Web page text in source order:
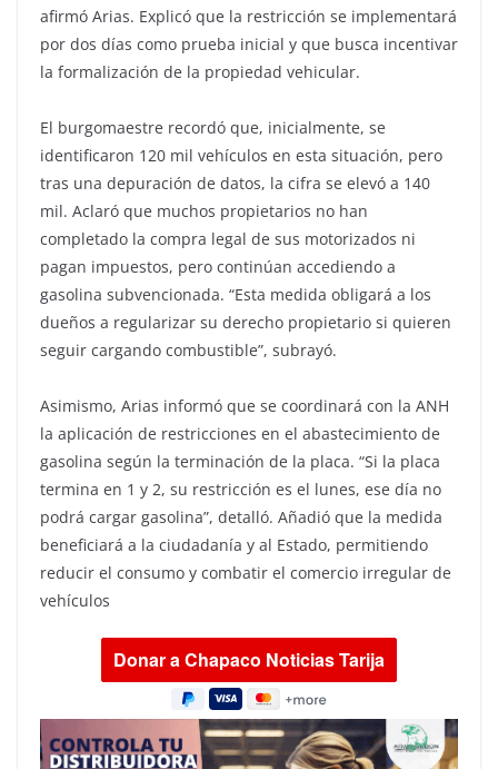
afirmó Arias. Explicó que la restricción se implementará
por dos días como prueba inicial y que busca incentivar
la formalización de la propiedad vehicular.
El burgomaestre recordó que, inicialmente, se
identificaron 120 mil vehículos en esta situación, pero
tras una depuración de datos, la cifra se elevó a 140
mil. Aclaró que muchos propietarios no han
completado la compra legal de sus motorizados ni
pagan impuestos, pero continúan accediendo a
gasolina subvencionada. “Esta medida obligará a los
dueños a regularizar su derecho propietario si quieren
seguir cargando combustible”, subrayó.
Asimismo, Arias informó que se coordinará con la ANH
la aplicación de restricciones en el abastecimiento de
gasolina según la terminación de la placa. “Si la placa
termina en 1 y 2, su restricción es el lunes, ese día no
podrá cargar gasolina”, detalló. Añadió que la medida
beneficiará a la ciudadanía y al Estado, permitiendo
reducir el consumo y combatir el comercio irregular de
vehículos